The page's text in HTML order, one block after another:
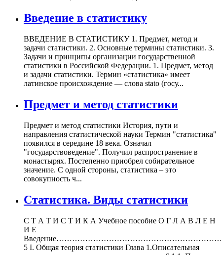
Введение в статистику
ВВЕДЕНИЕ В СТАТИСТИКУ 1. Предмет, метод и
задачи статистики. 2. Основные термины статистики. 3.
Задачи и принципы организации государственной
статистики в Российской Федерации. 1. Предмет, метод
и задачи статистики. Термин «статистика» имеет
латинское происхождение — слова stato (госу...
Предмет и метод статистики
Предмет и метод статистики История, пути и
направления статистической науки Термин "статистика"
появился в середине 18 века. Означал
"государствоведение". Получил распространение в
монастырях. Постепенно приобрел собирательное
значение. С одной стороны, статистика – это
совокупность ч...
Статистика. Виды статистики
С Т А Т И С Т И К А Учебное пособие О Г Л А В Л Е Н
И Е
5 I. Общая теория статистики Глава 1.Описательная